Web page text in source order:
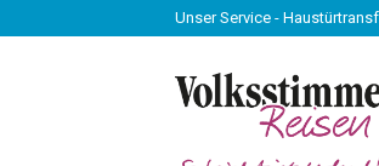
Unser Service - Haustürtransfer
Unser Service -